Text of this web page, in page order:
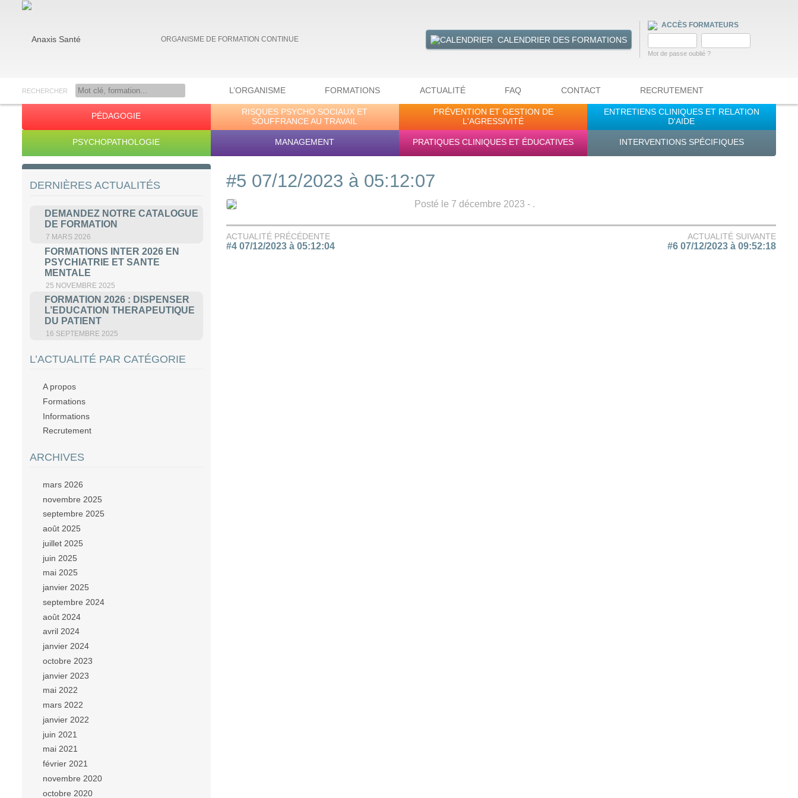
ORGANISME DE FORMATION CONTINUE CALENDRIER DES FORMATIONS
ACCÈS FORMATEURS
Mot de passe oublié ?
RECHERCHER L’ORGANISME FORMATIONS ACTUALITÉ FAQ CONTACT RECRUTEMENT
PÉDAGOGIE
RISQUES PSYCHO SOCIAUX ET
SOUFFRANCE AU TRAVAIL
PRÉVENTION ET GESTION DE
L'AGRESSIVITÉ
ENTRETIENS CLINIQUES ET RELATION
D'AIDE
PSYCHOPATHOLOGIE MANAGEMENT PRATIQUES CLINIQUES ET ÉDUCATIVES INTERVENTIONS SPÉCIFIQUES
#5 07/12/2023 à 05:12:07
Posté le 7 décembre 2023 - .
ACTUALITÉ PRÉCÉDENTE
#4 07/12/2023 à 05:12:04
ACTUALITÉ SUIVANTE
#6 07/12/2023 à 09:52:18
DERNIÈRES ACTUALITÉS
DEMANDEZ NOTRE CATALOGUE
DE FORMATION
7 MARS 2026
FORMATIONS INTER 2026 EN
PSYCHIATRIE ET SANTE
MENTALE
25 NOVEMBRE 2025
FORMATION 2026 : DISPENSER
L’EDUCATION THERAPEUTIQUE
DU PATIENT
16 SEPTEMBRE 2025
L’ACTUALITÉ PAR CATÉGORIE
A propos
Formations
Informations
Recrutement
ARCHIVES
mars 2026
novembre 2025
septembre 2025
août 2025
juillet 2025
juin 2025
mai 2025
janvier 2025
septembre 2024
août 2024
avril 2024
janvier 2024
octobre 2023
janvier 2023
mai 2022
mars 2022
janvier 2022
juin 2021
mai 2021
février 2021
novembre 2020
octobre 2020